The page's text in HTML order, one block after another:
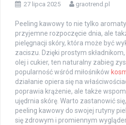
27 lipca 2025 graotrend.pl
Peeling kawowy to nie tylko
przyjemne rozpoczęcie dnia, ale
pielęgnacji skóry, która może być
zaciszu. Dzięki prostym
olej i cukier, ten naturalny zabieg
popularność wśród miłośników
działanie opiera się na
poprawia krążenie, ale także
ujędrnia skórę. Warto zastanowić
peeling kawowy do swojej rutyny
się zdrowym i promiennym